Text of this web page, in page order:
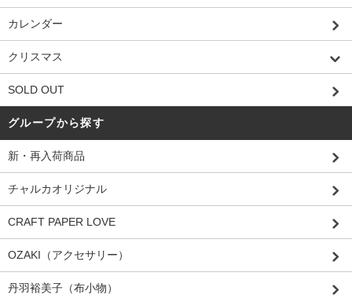
カレンダー
クリスマス
SOLD OUT
グループから探す
新・再入荷商品
チャルカオリジナル
CRAFT PAPER LOVE
OZAKI（アクセサリー）
丹羽裕美子（布小物）